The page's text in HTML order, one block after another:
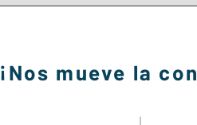
¡Nos mueve la